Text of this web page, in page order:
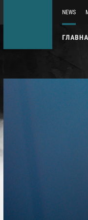
NEWS